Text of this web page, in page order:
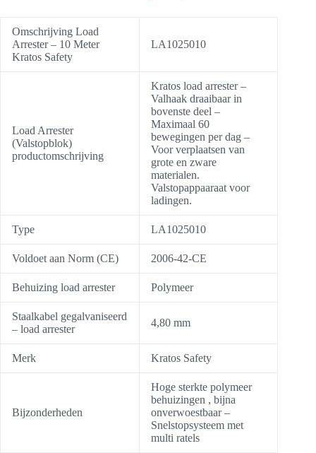
Omschrijving Load
Arrester – 10 Meter
Kratos Safety
LA1025010
Load Arrester
(Valstopblok)
productomschrijving
Kratos load arrester –
Valhaak draaibaar in
bovenste deel –
Maximaal 60
bewegingen per dag –
Voor verplaatsen van
grote en zware
materialen.
Valstopappaaraat voor
ladingen.
Type LA1025010
Voldoet aan Norm (CE) 2006-42-CE
Behuizing load arrester Polymeer
Staalkabel gegalvaniseerd
– load arrester
4,80 mm
Merk Kratos Safety
Bijzonderheden
Hoge sterkte polymeer
behuizingen , bijna
onverwoestbaar –
Snelstopsysteem met
multi ratels